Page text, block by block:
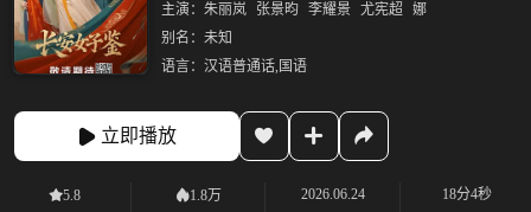
主演： 朱丽岚 张景昀 李耀景 尤宪超
娜
别名： 未知
语言： 汉语普通话,国语
立即播放
5.8 1.8万
2026.06.24
18分4秒